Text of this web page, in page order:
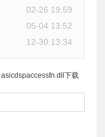
02-26 19:59
05-04 13:52
12-30 13:34
asicdspaccessfn.dll下载